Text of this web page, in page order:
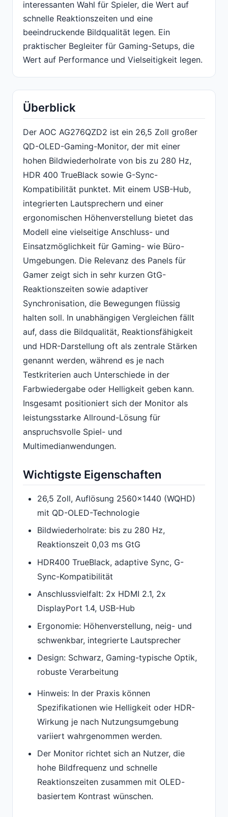
interessanten Wahl für Spieler, die Wert auf
schnelle Reaktionszeiten und eine
beeindruckende Bildqualität legen. Ein
praktischer Begleiter für Gaming-Setups, die
Wert auf Performance und Vielseitigkeit legen.
Überblick
Der AOC AG276QZD2 ist ein 26,5 Zoll großer
QD-OLED-Gaming-Monitor, der mit einer
hohen Bildwiederholrate von bis zu 280 Hz,
HDR 400 TrueBlack sowie G-Sync-
Kompatibilität punktet. Mit einem USB-Hub,
integrierten Lautsprechern und einer
ergonomischen Höhenverstellung bietet das
Modell eine vielseitige Anschluss- und
Einsatzmöglichkeit für Gaming- wie Büro-
Umgebungen. Die Relevanz des Panels für
Gamer zeigt sich in sehr kurzen GtG-
Reaktionszeiten sowie adaptiver
Synchronisation, die Bewegungen flüssig
halten soll. In unabhängigen Vergleichen fällt
auf, dass die Bildqualität, Reaktionsfähigkeit
und HDR-Darstellung oft als zentrale Stärken
genannt werden, während es je nach
Testkriterien auch Unterschiede in der
Farbwiedergabe oder Helligkeit geben kann.
Insgesamt positioniert sich der Monitor als
leistungsstarke Allround-Lösung für
anspruchsvolle Spiel- und
Multimedianwendungen.
Wichtigste Eigenschaften
26,5 Zoll, Auflösung 2560x1440 (WQHD)
mit QD-OLED-Technologie
Bildwiederholrate: bis zu 280 Hz,
Reaktionszeit 0,03 ms GtG
HDR400 TrueBlack, adaptive Sync, G-
Sync-Kompatibilität
Anschlussvielfalt: 2x HDMI 2.1, 2x
DisplayPort 1.4, USB-Hub
Ergonomie: Höhenverstellung, neig- und
schwenkbar, integrierte Lautsprecher
Design: Schwarz, Gaming-typische Optik,
robuste Verarbeitung
Hinweis: In der Praxis können
Spezifikationen wie Helligkeit oder HDR-
Wirkung je nach Nutzungsumgebung
variiert wahrgenommen werden.
Der Monitor richtet sich an Nutzer, die
hohe Bildfrequenz und schnelle
Reaktionszeiten zusammen mit OLED-
basiertem Kontrast wünschen.